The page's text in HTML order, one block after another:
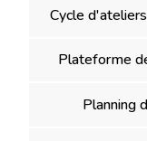
Cycle
Plateforme
Planning